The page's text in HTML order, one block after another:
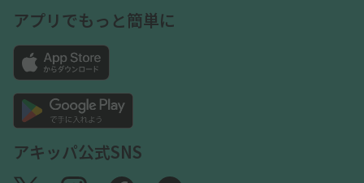
アプリでもっと簡単に
アキッパ公式SNS